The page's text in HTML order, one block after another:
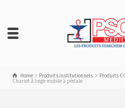
Home Produits institutionnels Produits
Chariot à linge mobile à pédale